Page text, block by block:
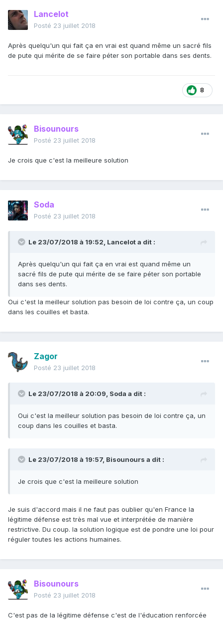
Lancelot
Posté 23 juillet 2018
Après quelqu'un qui fait ça en vrai est quand même un sacré fils
de pute qui mérite de se faire péter son portable dans ses dents.
8
Bisounours
Posté 23 juillet 2018
Je crois que c'est la meilleure solution
Soda
Posté 23 juillet 2018
Le 23/07/2018 à 19:52, Lancelota dit :
Après quelqu'un qui fait ça en vrai est quand même un
sacré fils de pute qui mérite de se faire péter son portable
dans ses dents.
Oui c'est la meilleur solution pas besoin de loi contre ça, un coup
dans les couilles et basta.
Zagor
Posté 23 juillet 2018
Le 23/07/2018 à 20:09, Soda a dit :
Oui c'est la meilleur solution pas besoin de loi contre ça, un
coup dans les couilles et basta.
Le 23/07/2018 à 19:57, Bisounours a dit :
Je crois que c'est la meilleure solution
Je suis d'accord mais il ne faut pas oublier qu'en France la
légitime défense est très mal vue et interprétée de manière
restrictive. Du coup. la solution logique est de pondre une loi pour
réguler toutes les actions humaines.
Bisounours
Posté 23 juillet 2018
C'est pas de la légitime défense c'est de l'éducation renforcée